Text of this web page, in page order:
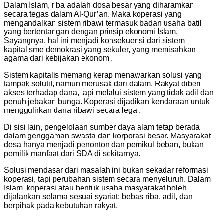
Dalam Islam, riba adalah dosa besar yang diharamkan
secara tegas dalam Al-Qur’an. Maka koperasi yang
mengandalkan sistem ribawi termasuk badan usaha batil
yang bertentangan dengan prinsip ekonomi Islam.
Sayangnya, hal ini menjadi konsekuensi dari sistem
kapitalisme demokrasi yang sekuler, yang memisahkan
agama dari kebijakan ekonomi.
Sistem kapitalis memang kerap menawarkan solusi yang
tampak solutif, namun merusak dari dalam. Rakyat diberi
akses terhadap dana, tapi melalui sistem yang tidak adil dan
penuh jebakan bunga. Koperasi dijadikan kendaraan untuk
menggulirkan dana ribawi secara legal.
Di sisi lain, pengelolaan sumber daya alam tetap berada
dalam genggaman swasta dan korporasi besar. Masyarakat
desa hanya menjadi penonton dan pemikul beban, bukan
pemilik manfaat dari SDA di sekitarnya.
Solusi mendasar dari masalah ini bukan sekadar reformasi
koperasi, tapi perubahan sistem secara menyeluruh. Dalam
Islam, koperasi atau bentuk usaha masyarakat boleh
dijalankan selama sesuai syariat: bebas riba, adil, dan
berpihak pada kebutuhan rakyat.